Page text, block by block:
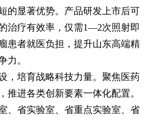
的显著优势。产品研发上市后可
治疗有效率，仅需1—2次照射即
患者就医负担，提升山东高端精
力。
培育战略科技力量。聚焦医药
推进各类创新要素一体化配置。
、省实验室、省重点实验室、省